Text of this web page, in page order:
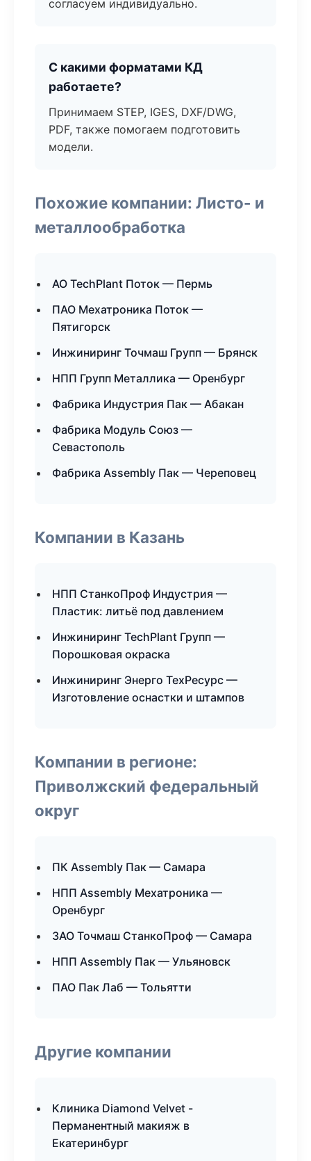
согласуем индивидуально.
С какими форматами КД
работаете?
Принимаем STEP, IGES, DXF/DWG,
PDF, также помогаем подготовить
модели.
Похожие компании: Листо- и
металлообработка
АО TechPlant Поток — Пермь
ПАО Мехатроника Поток —
Пятигорск
Инжиниринг Точмаш Групп — Брянск
НПП Групп Металлика — Оренбург
Фабрика Индустрия Пак — Абакан
Фабрика Модуль Союз —
Севастополь
Фабрика Assembly Пак — Череповец
Компании в Казань
НПП СтанкоПроф Индустрия —
Пластик: литьё под давлением
Инжиниринг TechPlant Групп —
Порошковая окраска
Инжиниринг Энерго ТехРесурс —
Изготовление оснастки и штампов
Компании в регионе:
Приволжский федеральный
округ
ПК Assembly Пак — Самара
НПП Assembly Мехатроника —
Оренбург
ЗАО Точмаш СтанкоПроф — Самара
НПП Assembly Пак — Ульяновск
ПАО Пак Лаб — Тольятти
Другие компании
Клиника Diamond Velvet -
Перманентный макияж в
Екатеринбург